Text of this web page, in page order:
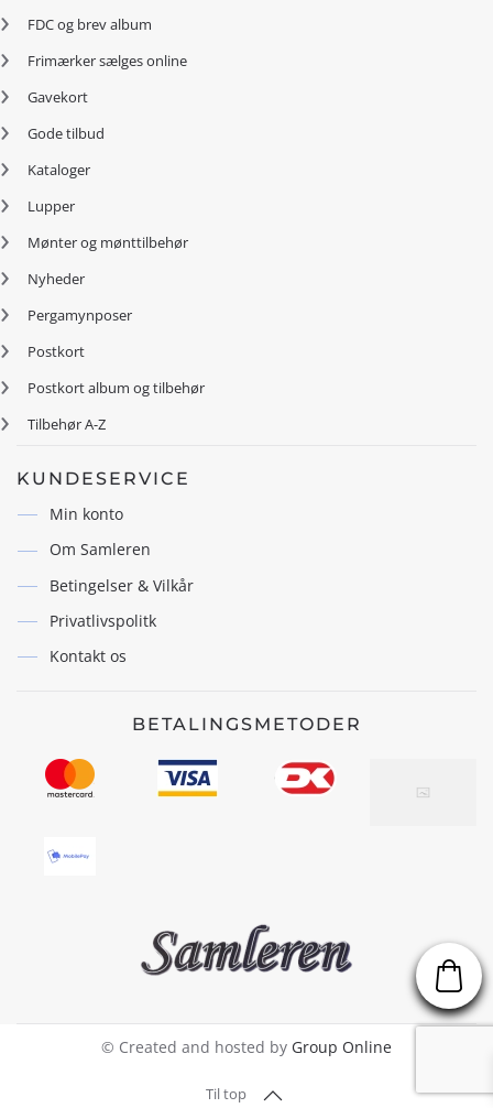
FDC og brev album
Frimærker sælges online
Gavekort
Gode tilbud
Kataloger
Lupper
Mønter og mønttilbehør
Nyheder
Pergamynposer
Postkort
Postkort album og tilbehør
Tilbehør A-Z
KUNDESERVICE
Min konto
Om Samleren
Betingelser & Vilkår
Privatlivspolitk
Kontakt os
BETALINGSMETODER
© Created and hosted by Group Online
Til top